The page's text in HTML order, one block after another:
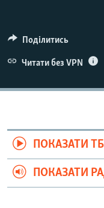
Поділитись
Читати без VPN
ПОКАЗАТИ
ПОКАЗАТИ